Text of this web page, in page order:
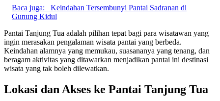
Baca juga:
Keindahan Tersembunyi Pantai Sadranan di
Gunung Kidul
Pantai Tanjung Tua adalah pilihan tepat bagi para wisatawan yang
ingin merasakan pengalaman wisata pantai yang berbeda.
Keindahan alamnya yang memukau, suasananya yang tenang, dan
beragam aktivitas yang ditawarkan menjadikan pantai ini destinasi
wisata yang tak boleh dilewatkan.
Lokasi dan Akses ke Pantai Tanjung Tua